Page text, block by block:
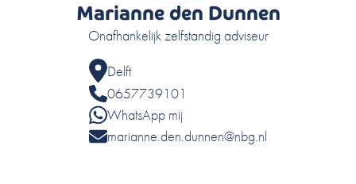
Marianne den Dunnen
Onafhankelijk zelfstandig adviseur
Delft
0657739101
WhatsApp mij
marianne.den.dunnen@nbg.nl